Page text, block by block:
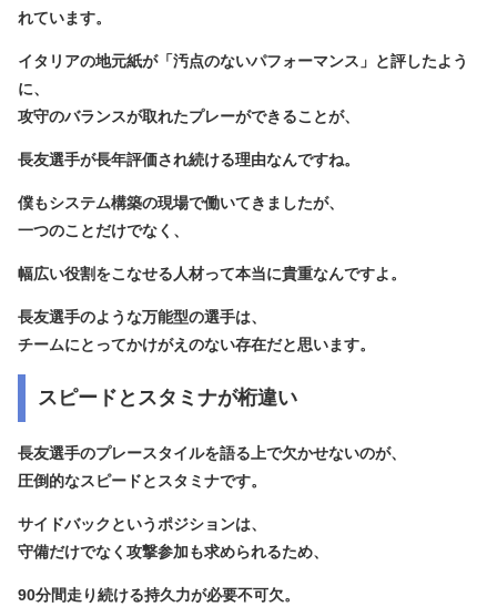
れています。
イタリアの地元紙が「汚点のないパフォーマンス」と評したよう
に、
攻守のバランスが取れたプレーができることが、
長友選手が長年評価され続ける理由なんですね。
僕もシステム構築の現場で働いてきましたが、
一つのことだけでなく、
幅広い役割をこなせる人材って本当に貴重なんですよ。
長友選手のような万能型の選手は、
チームにとってかけがえのない存在だと思います。
スピードとスタミナが桁違い
長友選手のプレースタイルを語る上で欠かせないのが、
圧倒的なスピードとスタミナです。
サイドバックというポジションは、
守備だけでなく攻撃参加も求められるため、
90分間走り続ける持久力が必要不可欠。